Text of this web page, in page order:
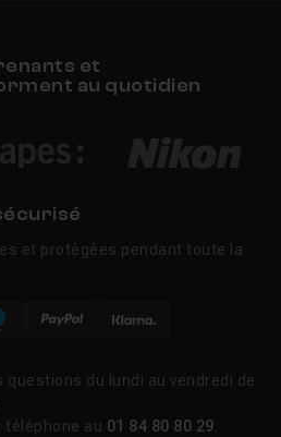
et
au quotidien
et protégées pendant toute la
questions du lundi au vendredi de
téléphone au 01 84 80 80 29